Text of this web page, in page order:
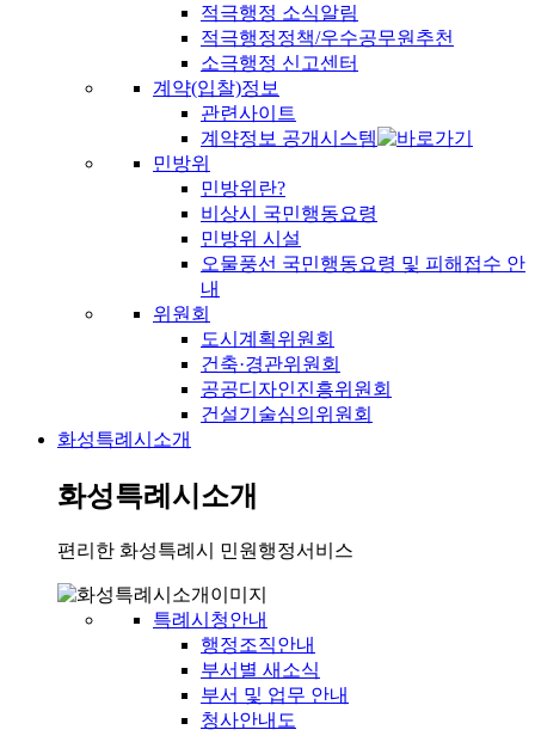
적극행정 소식알림
적극행정정책/우수공무원추천
소극행정 신고센터
계약(입찰)정보
관련사이트
계약정보 공개시스템
민방위
민방위란?
비상시 국민행동요령
민방위 시설
오물풍선 국민행동요령 및 피해접수 안
내
위원회
도시계획위원회
건축·경관위원회
공공디자인진흥위원회
건설기술심의위원회
화성특례시소개
화성특례시소개
편리한 화성특례시 민원행정서비스
특례시청안내
행정조직안내
부서별 새소식
부서 및 업무 안내
청사안내도